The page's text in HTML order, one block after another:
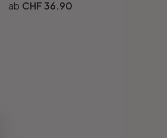
CHF 36.90